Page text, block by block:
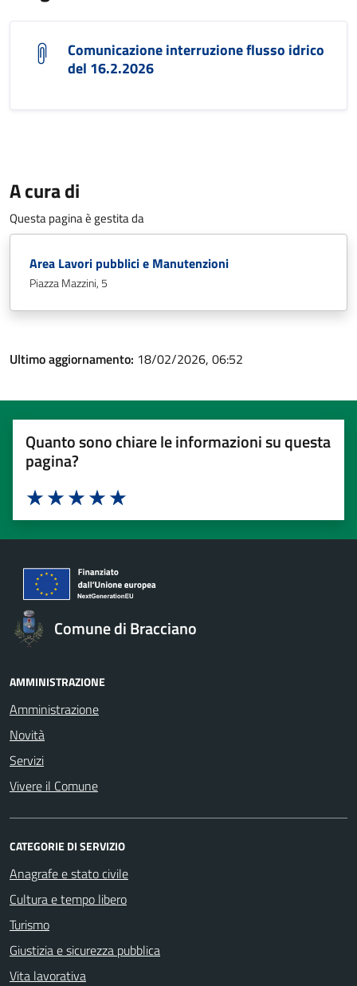
Comunicazione interruzione flusso idrico
del 16.2.2026
A cura di
Questa pagina è gestita da
Area Lavori pubblici e Manutenzioni
Piazza Mazzini, 5
Ultimo aggiornamento: 18/02/2026, 06:52
Quanto sono chiare le informazioni su questa
pagina?
Valuta 5 stelle su 5
Valuta 4 stelle su 5
Valuta 3 stelle su 5
Valuta 2 stelle su 5
Valuta 1 stelle su 5
Comune di Bracciano
AMMINISTRAZIONE
Amministrazione
Novità
Servizi
Vivere il Comune
CATEGORIE DI SERVIZIO
Anagrafe e stato civile
Cultura e tempo libero
Turismo
Giustizia e sicurezza pubblica
Vita lavorativa